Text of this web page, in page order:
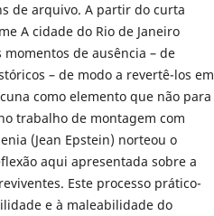
de arquivo. A partir do curta
A cidade do Rio de Janeiro
de ausência – de
– de modo a revertê-los em
como elemento que não para
trabalho de montagem com
(Jean Epstein) norteou o
aqui apresentada sobre a
Este processo prático-
e à maleabilidade do